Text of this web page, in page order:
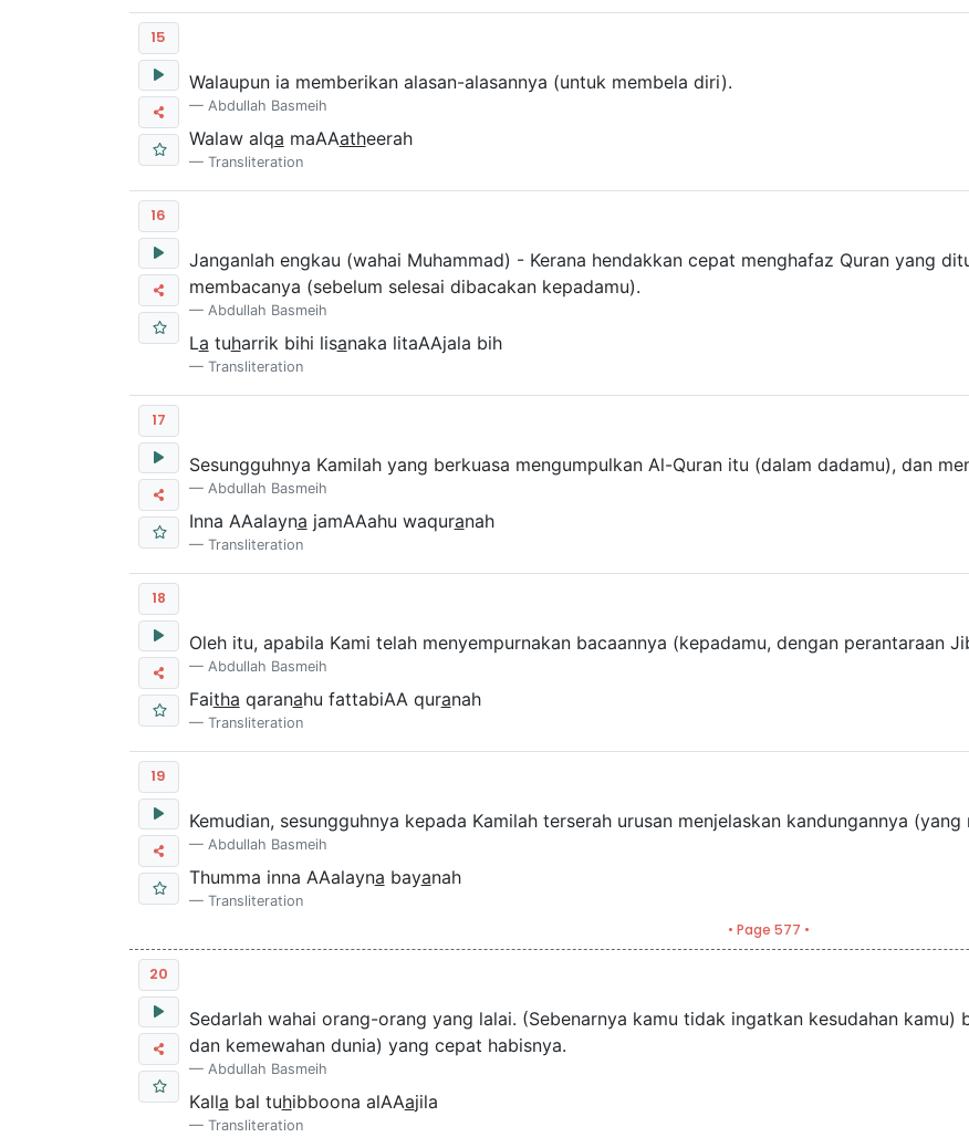
15
Walaupun ia memberikan alasan-alasannya (untuk membela diri).
Abdullah Basmeih
Walaw alqa maAAatheerah
Transliteration
16
Janganlah engkau (wahai Muhammad) - Kerana hendakkan cepat menghafaz Quran yang
membacanya (sebelum selesai dibacakan kepadamu).
Abdullah Basmeih
La tuharrik bihi lisanaka litaAAjala bih
Transliteration
17
Sesungguhnya Kamilah yang berkuasa mengumpulkan Al-Quran itu (dalam dadamu), dan
Abdullah Basmeih
Inna AAalayna jamAAahu waquranah
Transliteration
18
Oleh itu, apabila Kami telah menyempurnakan bacaannya (kepadamu, dengan perantaraan
Abdullah Basmeih
Faitha qaranahu fattabiAA quranah
Transliteration
19
Kemudian, sesungguhnya kepada Kamilah terserah urusan menjelaskan kandungannya
Abdullah Basmeih
Thumma inna AAalayna bayanah
Transliteration
• Page 577 •
20
Sedarlah wahai orang-orang yang lalai. (Sebenarnya kamu tidak ingatkan kesudahan kamu)
dan kemewahan dunia) yang cepat habisnya.
Abdullah Basmeih
Kalla bal tuhibboona alAAajila
Transliteration